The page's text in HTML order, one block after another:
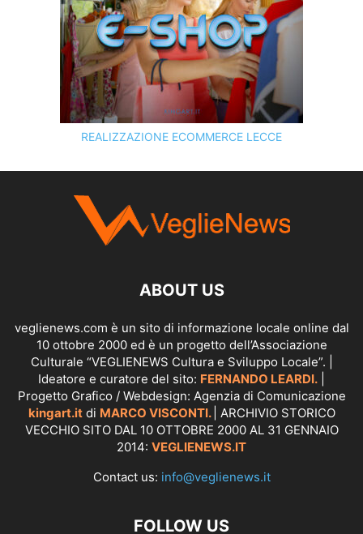
REALIZZAZIONE ECOMMERCE LECCE
SCOPRI I SERVIZI DIKINGART.IT
ABOUT US
veglienews.com è un sito di informazione locale online dal
10 ottobre 2000 ed è un progetto dell’Associazione
Culturale “VEGLIENEWS Cultura e Sviluppo Locale”. |
Ideatore e curatore del sito: FERNANDO LEARDI.
Progetto Grafico / Webdesign: Agenzia di Comunicazione
kingart.itdi MARCO VISCONTI. | ARCHIVIO STORICO
VECCHIO SITO DAL 10 OTTOBRE 2000 AL 31 GENNAIO
2014: VEGLIENEWS.IT
Contact us: info@veglienews.it
FOLLOW US